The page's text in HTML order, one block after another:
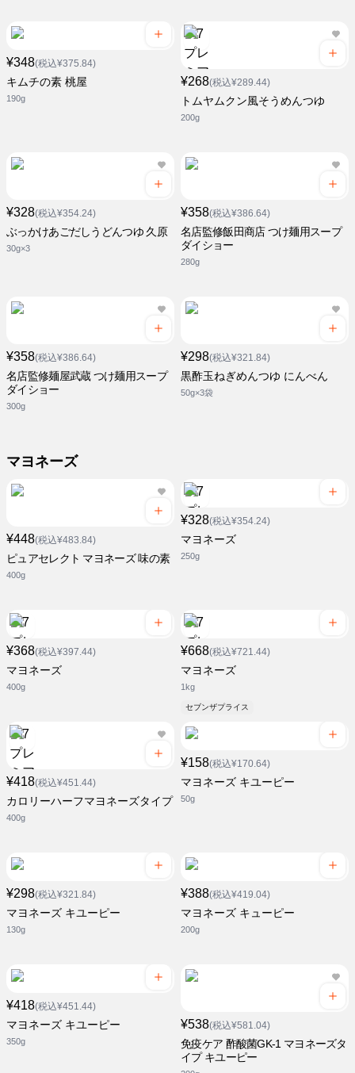
¥348(税込¥375.84)
キムチの素 桃屋
190g
¥268(税込¥289.44)
トムヤムクン風そうめんつゆ
200g
¥328(税込¥354.24)
ぶっかけあごだしうどんつゆ 久原
30g×3
¥358(税込¥386.64)
名店監修飯田商店 つけ麺用スープ
ダイショー
280g
¥358(税込¥386.64)
名店監修麺屋武蔵 つけ麺用スープ
ダイショー
300g
¥298(税込¥321.84)
黒酢玉ねぎめんつゆ にんべん
50g×3袋
マヨネーズ
¥448(税込¥483.84)
ピュアセレクト マヨネーズ 味の素
400g
¥328(税込¥354.24)
マヨネーズ
250g
¥368(税込¥397.44)
マヨネーズ
400g
¥668(税込¥721.44)
マヨネーズ
1kg
セブンザプライス
¥418(税込¥451.44)
カロリーハーフマヨネーズタイプ
400g
¥158(税込¥170.64)
マヨネーズ キユーピー
50g
¥298(税込¥321.84)
マヨネーズ キユーピー
130g
¥388(税込¥419.04)
マヨネーズ キューピー
200g
¥418(税込¥451.44)
マヨネーズ キユーピー
350g
¥538(税込¥581.04)
免疫ケア 酢酸菌GK-1 マヨネーズタ
イプ キユーピー